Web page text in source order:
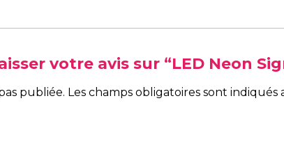
votre avis sur “LED Neon
publiée. Les champs obligatoires sont indiqués